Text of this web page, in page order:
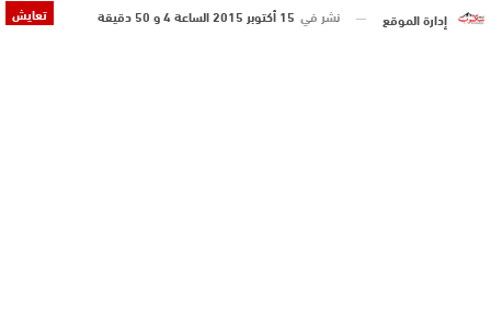
تعايش إدارة الموقع نشر في 15 أكتوبر 2015 الساعة 4 و 50 دقيقة